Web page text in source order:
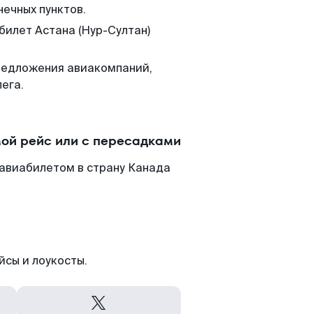
пунктов.
Астана (Нур-Султан)
авиакомпаний,
рейс или с пересадками
в страну Канада
и лоукосты.